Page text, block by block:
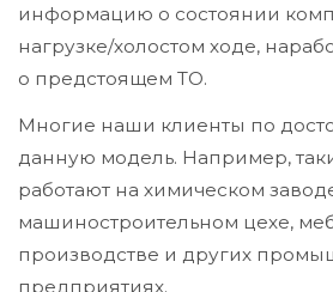
информацию о состоянии
нагрузке/холостом ходе,
о предстоящем ТО.
Многие наши клиенты по
данную модель. Например,
работают на химическом
машиностроительном цехе,
производстве и других
предприятиях.